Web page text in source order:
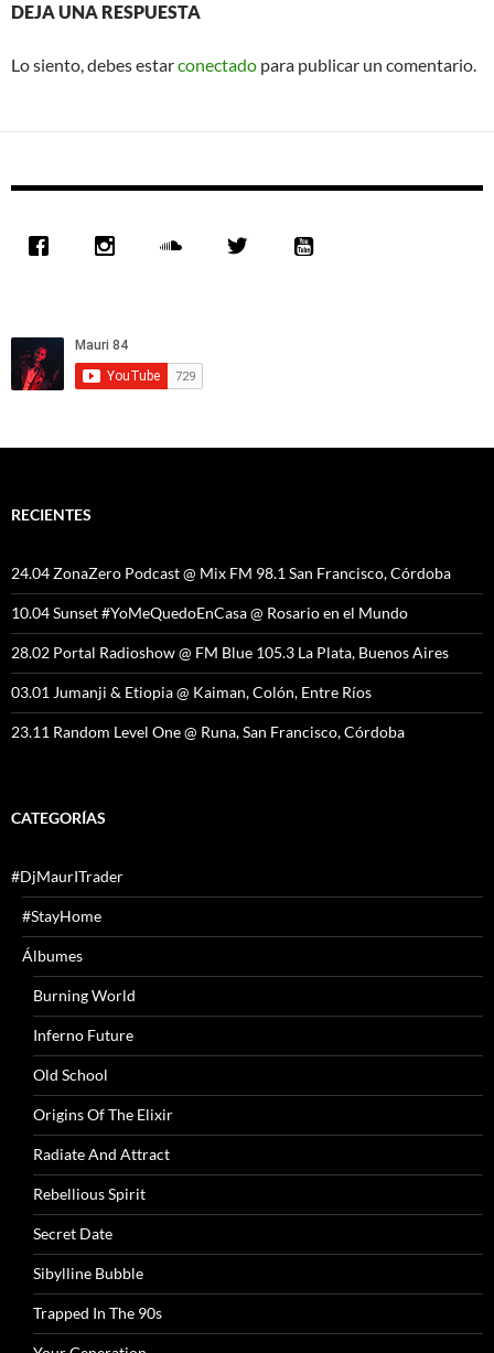
DEJA UNA RESPUESTA
Lo siento, debes estarconectado para publicar un comentario.
RECIENTES
24.04 ZonaZero Podcast @ Mix FM 98.1 San Francisco, Córdoba
10.04 Sunset #YoMeQuedoEnCasa @ Rosario en el Mundo
28.02 Portal Radioshow @ FM Blue 105.3 La Plata, Buenos Aires
03.01 Jumanji & Etiopia @ Kaiman, Colón, Entre Ríos
23.11 Random Level One @ Runa, San Francisco, Córdoba
CATEGORÍAS
#DjMaurITrader
#StayHome
Álbumes
Burning World
Inferno Future
Old School
Origins Of The Elixir
Radiate And Attract
Rebellious Spirit
Secret Date
Sibylline Bubble
Trapped In The 90s